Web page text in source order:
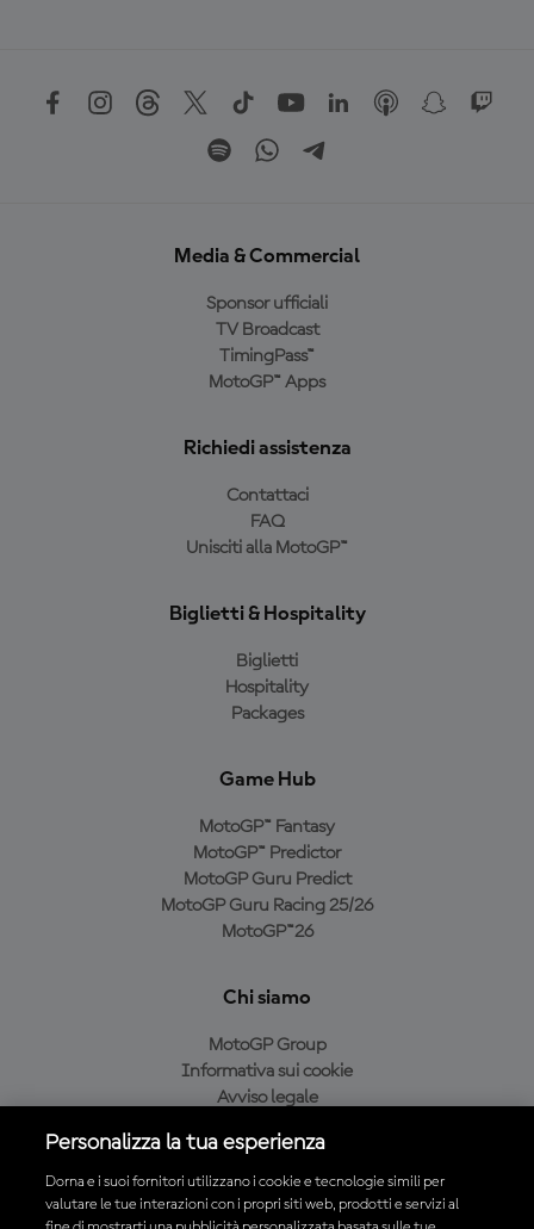
Media & Commercial
Sponsor ufficiali
TV Broadcast
TimingPass™
MotoGP™ Apps
Richiedi assistenza
Contattaci
FAQ
Unisciti alla MotoGP™
Biglietti & Hospitality
Biglietti
Hospitality
Packages
Game Hub
MotoGP™ Fantasy
MotoGP™ Predictor
MotoGP Guru Predict
MotoGP Guru Racing 25/26
MotoGP™26
Chi siamo
MotoGP Group
Informativa sui cookie
Avviso legale
Condizioni di acquisto
Personalizza la tua esperienza
Dorna e i suoi fornitori utilizzano i cookie e tecnologie simili per
valutare le tue interazioni con i propri siti web, prodotti e servizi al